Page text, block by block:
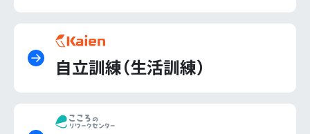
自立訓練（生活訓練）